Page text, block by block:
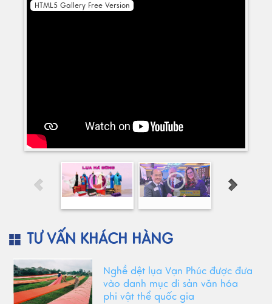
HTML5 Gallery Free Version
TƯ VẤN KHÁCH HÀNG
Nghề dệt lụa Vạn Phúc được đưa
vào danh mục di sản văn hóa
phi vật thể quốc gia